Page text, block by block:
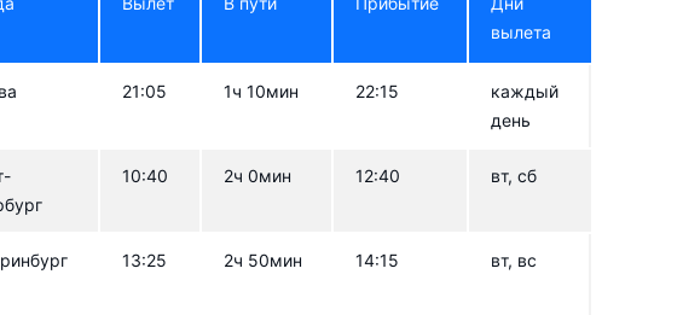
вылета
21:05 1ч 10мин 22:15
каждый
день
10:40 2ч 0мин 12:40 вт, сб
13:25 2ч 50мин 14:15 вт, вс